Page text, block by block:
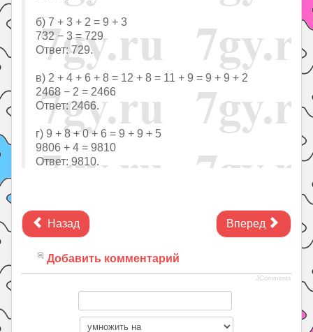
б) 7 + 3 + 2 = 9 + 3
732 − 3 = 729
Ответ: 729.
в) 2 + 4 + 6 + 8 = 12 + 8 = 11 + 9 = 9 + 9 + 2
2468 − 2 = 2466
Ответ: 2466.
г) 9 + 8 + 0 + 6 = 9 + 9 + 5
9806 + 4 = 9810
Ответ: 9810.
Назад Вперед
Добавить комментарий
JComments